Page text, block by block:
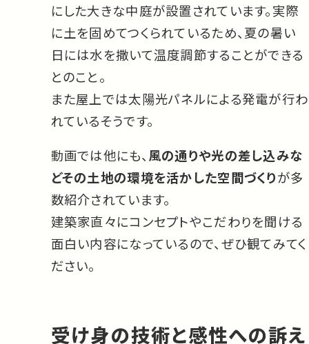
にした大きな中庭が設置されています。実際
に土を固めてつくられているため、夏の暑い
日には水を撒いて温度調節することができる
とのこと。
また屋上では太陽光パネルによる発電が行わ
れているそうです。
動画では他にも、風の通りや光の差し込みな
どその土地の環境を活かした空間づくりが多
数紹介されています。
建築家直々にコンセプトやこだわりを聞ける
面白い内容になっているので、ぜひ観てみてく
ださい。
受け身の技術と感性への訴え